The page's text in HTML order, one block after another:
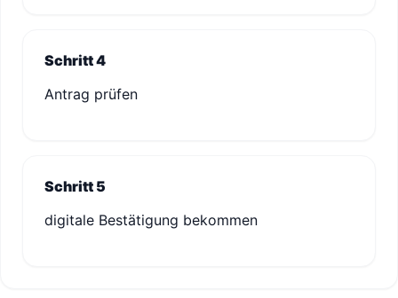
Schritt 4
Antrag prüfen
Schritt 5
digitale Bestätigung bekommen